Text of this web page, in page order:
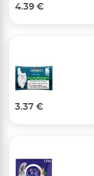
4.39 €
3.37 €